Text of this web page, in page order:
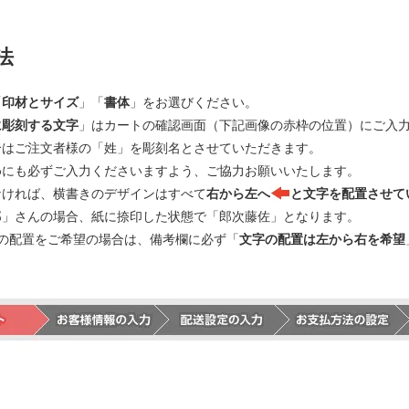
印材とサイズ」「書体」をお選びください。
刻する文字 」はカートの確認画面（下記画像の赤枠の位置）にご入
ご注文者様の「姓」を彫刻名とさせていただきます。
も必ずご入力くださいますよう、ご協力お願いいたします。
れば、横書きのデザインはすべて右から左へ
と文字を配置させ
さんの場合、紙に捺印した状態で「郎次藤佐」となります。
配置をご希望の場合は、備考欄に必ず「文字の配置は左から右を希望